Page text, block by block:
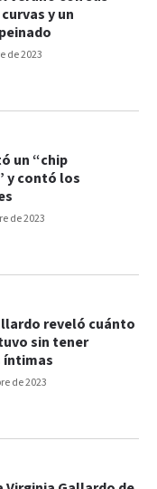
de 2023
y un
de 2023
un “chip
y contó los
de 2023
reveló cuánto
sin tener
íntimas